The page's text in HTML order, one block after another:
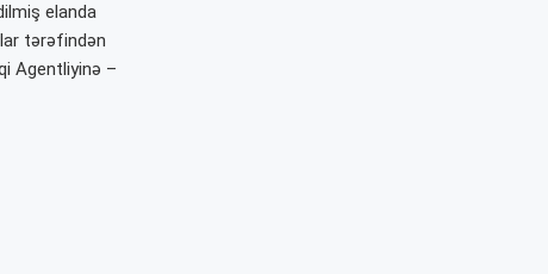
elanda
tərəfindən
Agentliyinə –